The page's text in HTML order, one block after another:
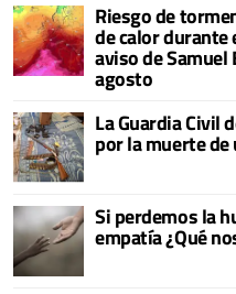
Riesgo de
de calor durante
aviso de Samuel
agosto
La Guardia Civil
por la muerte
Si perdemos la
empatía ¿Qué